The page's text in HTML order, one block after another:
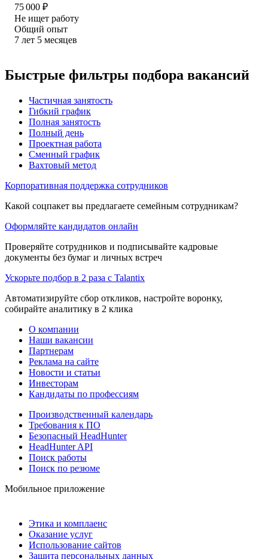
75 000 ₽
Не ищет работу
Общий опыт
7 лет 5 месяцев
Быстрые фильтры подбора вакансий
Частичная занятость
Гибкий график
Полная занятость
Полный день
Проектная работа
Сменный график
Вахтовый метод
Корпоративная поддержка сотрудников
Какой соцпакет вы предлагаете семейным сотрудникам?
Оформляйте кандидатов онлайн
Проверяйте сотрудников и подписывайте кадровые
документы без бумаг и личных встреч
Ускорьте подбор в 2 раза с Talantix
Автоматизируйте сбор откликов, настройте воронку,
собирайте аналитику в 2 клика
О компании
Наши вакансии
Партнерам
Реклама на сайте
Новости и статьи
Инвесторам
Кандидаты по профессиям
Производственный календарь
Требования к ПО
Безопасный HeadHunter
HeadHunter API
Поиск работы
Поиск по резюме
Мобильное приложение
Этика и комплаенс
Оказание услуг
Использование сайтов
Защита персональных данных